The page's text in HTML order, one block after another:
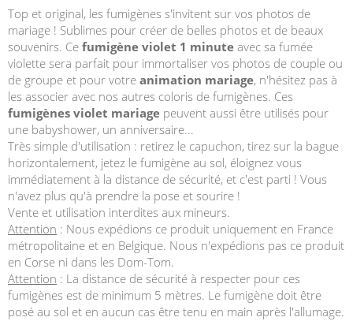
Top et original, les fumigènes s'invitent sur vos photos de
mariage ! Sublimes pour créer de belles photos et de beaux
souvenirs. Ce fumigène violet 1 minute avec sa fumée
violette sera parfait pour immortaliser vos photos de couple ou
de groupe et pour votre animation mariage, n'hésitez pas à
les associer avec nos autres coloris de fumigènes. Ces
fumigènes violet mariage peuvent aussi être utilisés pour
une babyshower, un anniversaire...
Très simple d'utilisation : retirez le capuchon, tirez sur la bague
horizontalement, jetez le fumigène au sol, éloignez vous
immédiatement à la distance de sécurité, et c'est parti ! Vous
n'avez plus qu'à prendre la pose et sourire !
Vente et utilisation interdites aux mineurs.
Attention : Nous expédions ce produit uniquement en France
métropolitaine et en Belgique. Nous n'expédions pas ce produit
en Corse ni dans les Dom-Tom.
Attention : La distance de sécurité à respecter pour ces
fumigènes est de minimum 5 mètres. Le fumigène doit être
posé au sol et en aucun cas être tenu en main après l'allumage.